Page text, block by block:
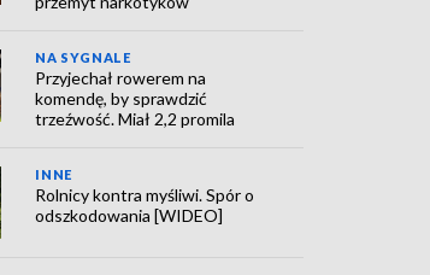
NA SYGNALE
Przyjechał rowerem na
komendę, by sprawdzić
trzeźwość. Miał 2,2 promila
INNE
Rolnicy kontra myśliwi. Spór o
odszkodowania [WIDEO]